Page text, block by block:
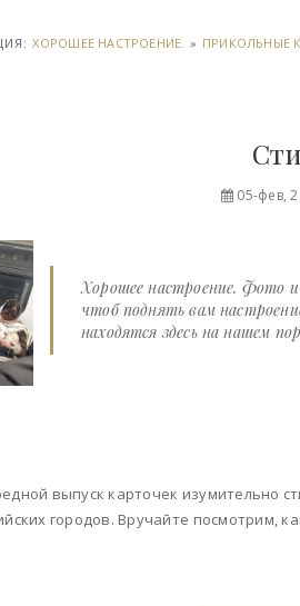
ХОРОШЕЕ НАСТРОЕНИЕ. » ПРИКОЛЬНЫЕ
05-фев,
Хорошее настроение. Фото
чтоб поднять вам
находятся здесь на нашем
выпуск карточек изумительно
городов. Вручайте посмотрим,